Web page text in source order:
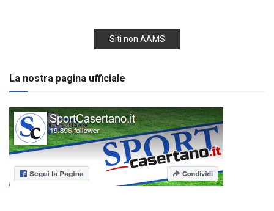
Siti non AAMS
La nostra pagina ufficiale